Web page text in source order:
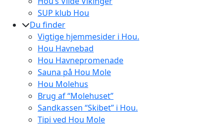
SUP klub Hou
Du finder
Vigtige hjemmesider i Hou.
Hou Havnebad
Hou Havnepromenade
Sauna på Hou Mole
Hou Molehus
Brug af “Molehuset”
Sandkassen “Skibet” i Hou.
Tipi ved Hou Mole